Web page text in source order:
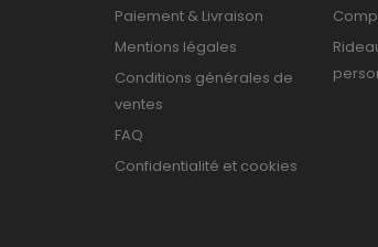
Paiement & Livraison
Mentions légales
Conditions générales de
ventes
FAQ
Confidentialité et cookies